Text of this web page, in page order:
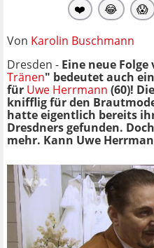
❤️ 😂 😱
Von Karolin Buschmann
Dresden - Eine neue Folge
Tränen" bedeutet auch
für Uwe Herrmann (60)!
knifflig für den
hatte eigentlich bereits
Dresdners gefunden.
mehr. Kann Uwe